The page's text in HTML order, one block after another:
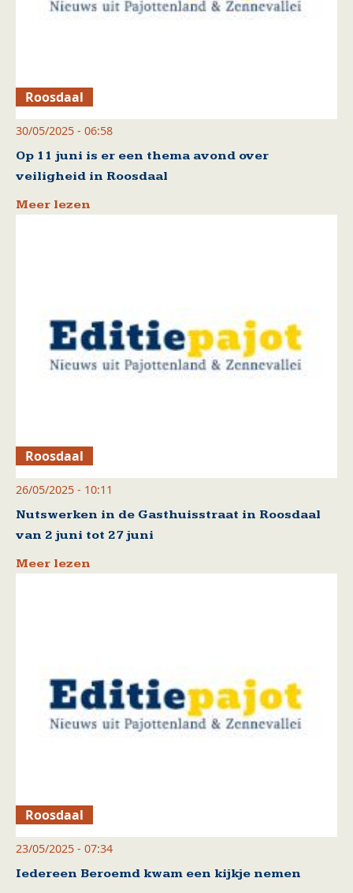
Roosdaal
30/05/2025 - 06:58
Op 11 juni is er een thema avond over
veiligheid in Roosdaal
Meer lezen
Roosdaal
26/05/2025 - 10:11
Nutswerken in de Gasthuisstraat in Roosdaal
van 2 juni tot 27 juni
Meer lezen
Roosdaal
23/05/2025 - 07:34
Iedereen Beroemd kwam een kijkje nemen